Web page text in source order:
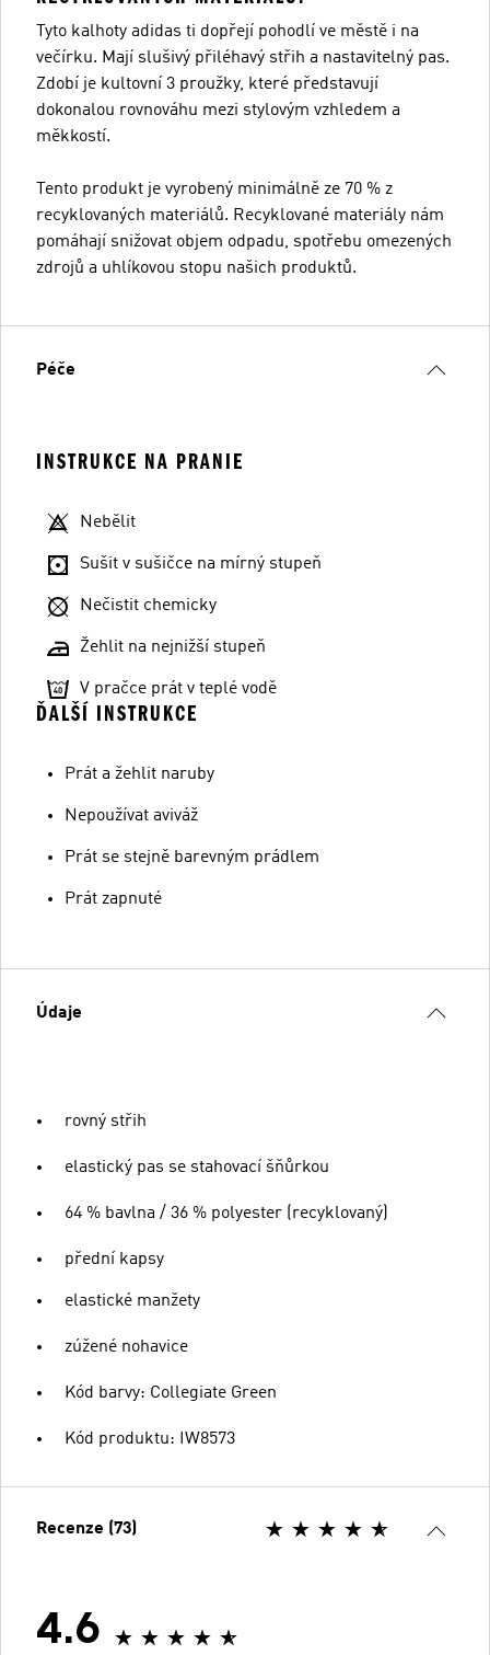
Tyto kalhoty adidas ti dopřejí pohodlí ve městě i na
večírku. Mají slušivý přiléhavý střih a nastavitelný pas.
Zdobí je kultovní 3 proužky, které představují
dokonalou rovnováhu mezi stylovým vzhledem a
měkkostí.
Tento produkt je vyrobený minimálně ze 70 % z
recyklovaných materiálů. Recyklované materiály nám
pomáhají snižovat objem odpadu, spotřebu omezených
zdrojů a uhlíkovou stopu našich produktů.
Péče
INSTRUKCE NA PRANIE
Nebělit
Sušit v sušičce na mírný stupeň
Nečistit chemicky
Žehlit na nejnižší stupeň
V pračce prát v teplé vodě
ĎALŠÍ INSTRUKCE
Prát a žehlit naruby
Nepoužívat aviváž
Prát se stejně barevným prádlem
Prát zapnuté
Údaje
rovný střih
elastický pas se stahovací šňůrkou
64 % bavlna / 36 % polyester (recyklovaný)
přední kapsy
elastické manžety
zúžené nohavice
Kód barvy: Collegiate Green
Kód produktu: IW8573
Recenze (73)
4.6